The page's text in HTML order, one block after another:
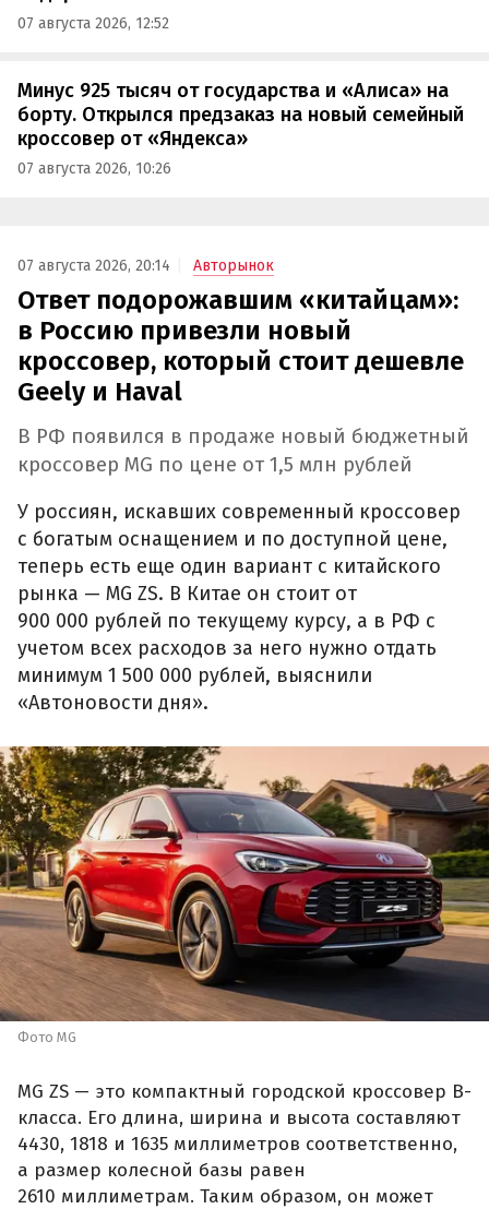
07 августа 2026, 12:52
Минус 925 тысяч от государства и «Алиса» на
борту. Открылся предзаказ на новый семейный
кроссовер от «Яндекса»
07 августа 2026, 10:26
07 августа 2026, 20:14 Авторынок
Ответ подорожавшим «китайцам»:
в Россию привезли новый
кроссовер, который стоит дешевле
Geely и Haval
В РФ появился в продаже новый бюджетный
кроссовер MG по цене от 1,5 млн рублей
У россиян, искавших современный кроссовер
с богатым оснащением и по доступной цене,
теперь есть еще один вариант с китайского
рынка — MG ZS. В Китае он стоит от
900 000 рублей по текущему курсу, а в РФ с
учетом всех расходов за него нужно отдать
минимум 1 500 000 рублей, выяснили
«Автоновости дня».
Фото MG
MG ZS — это компактный городской кроссовер B-
класса. Его длина, ширина и высота составляют
4430, 1818 и 1635 миллиметров соответственно,
а размер колесной базы равен
2610 миллиметрам. Таким образом, он может